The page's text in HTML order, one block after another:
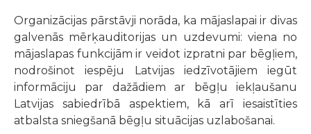
Organizācijas pārstāvji norāda, ka mājaslapai ir divas
galvenās mērķauditorijas un uzdevumi: viena no
mājaslapas funkcijām ir veidot izpratni par bēgļiem,
nodrošinot iespēju Latvijas iedzīvotājiem iegūt
informāciju par dažādiem ar bēgļu iekļaušanu
Latvijas sabiedrībā aspektiem, kā arī iesaistīties
atbalsta sniegšanā bēgļu situācijas uzlabošanai.